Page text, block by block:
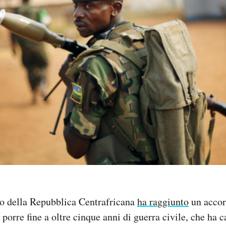
della Repubblica Centrafricanaha raggiuntoun
fine a oltre cinque anni di guerra civile, che ha